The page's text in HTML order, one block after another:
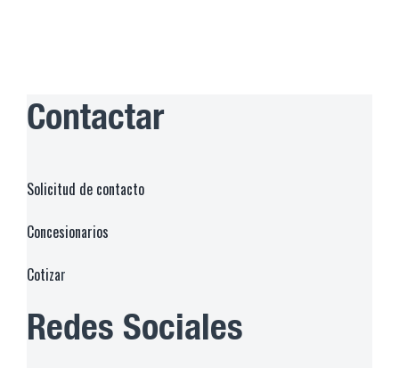
Contactar
Solicitud de contacto
Concesionarios
Cotizar
Redes Sociales